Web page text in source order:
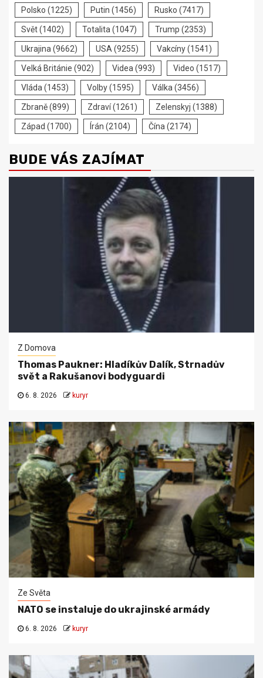
Polsko (1225) Putin (1456) Rusko (7417)
Svět(1402) Totalita (1047) Trump (2353)
Ukrajina (9662) USA (9255) Vakcíny(1541)
Velká Británie (902) Videa (993) Video (1517)
Vláda (1453) Volby(1595) Válka (3456)
Zbraně(899) Zdraví(1261) Zelenskyj (1388)
Západ (1700) Írán (2104) Čína (2174)
BUDE VÁS ZAJÍMAT
Z Domova
Thomas Paukner: Hladíkův Dalík, Strnadův
svět a Rakušanovi bodyguardi
6. 8. 2026 kuryr
Ze Světa
NATO se instaluje do ukrajinské armády
6. 8. 2026 kuryr